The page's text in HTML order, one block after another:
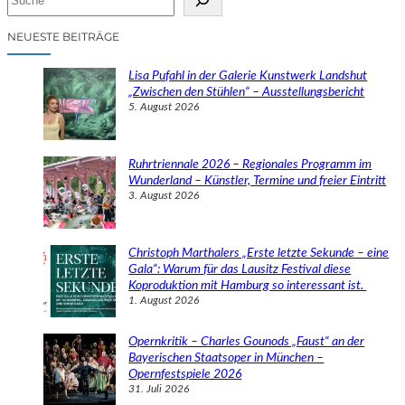
cNEUESTE BEITRÄGE
Lisa Pufahl in der Galerie Kunstwerk Landshut
„Zwischen den Stühlen“ – Ausstellungsbericht
5. August 2026
Ruhrtriennale 2026 – Regionales Programm im
Wunderland – Künstler, Termine und freier Eintritt
3. August 2026
Christoph Marthalers „Erste letzte Sekunde – eine
Gala“: Warum für das Lausitz Festival diese
Koproduktion mit Hamburg so interessant ist.
1. August 2026
Opernkritik – Charles Gounods „Faust“ an der
Bayerischen Staatsoper in München –
Opernfestspiele 2026
31. Juli 2026